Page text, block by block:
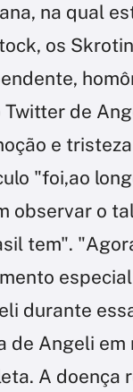
na qual
os
de
e
"foi,ao
observar o
tem".
durante
de Angeli
A doença